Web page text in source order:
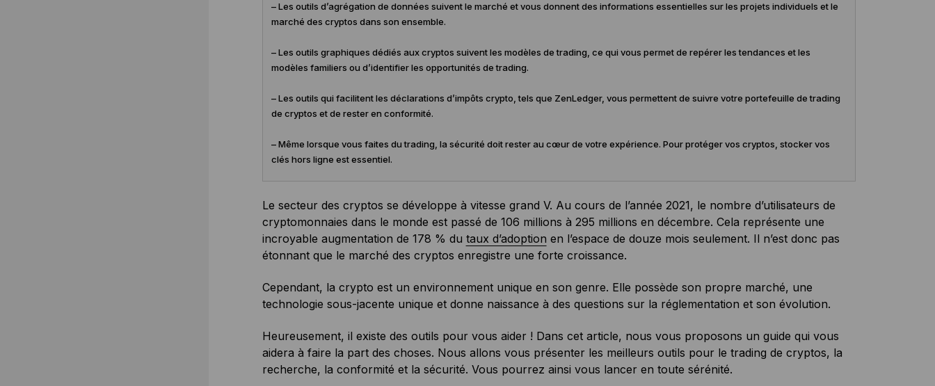
– Les outils d’agrégation de données suivent le marché et vous donnent des informations essentielles sur les projets individuels et le
marché des cryptos dans son ensemble.
– Les outils graphiques dédiés aux cryptos suivent les modèles de trading, ce qui vous permet de repérer les tendances et les
modèles familiers ou d’identifier les opportunités de trading.
– Les outils qui facilitent les déclarations d’impôts crypto, tels que ZenLedger, vous permettent de suivre votre portefeuille de trading
de cryptos et de rester en conformité.
– Même lorsque vous faites du trading, la sécurité doit rester au cœur de votre expérience. Pour protéger vos cryptos, stocker vos
clés hors ligne est essentiel.
Le secteur des cryptos se développe à vitesse grand V. Au cours de l’année 2021, le nombre d’utilisateurs de
cryptomonnaies dans le monde est passé de 106 millions à 295 millions en décembre. Cela représente une
incroyable augmentation de 178 % du taux d’adoption en l’espace de douze mois seulement. Il n’est donc pas
étonnant que le marché des cryptos enregistre une forte croissance.
Cependant, la crypto est un environnement unique en son genre. Elle possède son propre marché, une
technologie sous-jacente unique et donne naissance à des questions sur la réglementation et son évolution.
Heureusement, il existe des outils pour vous aider ! Dans cet article, nous vous proposons un guide qui vous
aidera à faire la part des choses. Nous allons vous présenter les meilleurs outils pour le trading de cryptos, la
recherche, la conformité et la sécurité. Vous pourrez ainsi vous lancer en toute sérénité.